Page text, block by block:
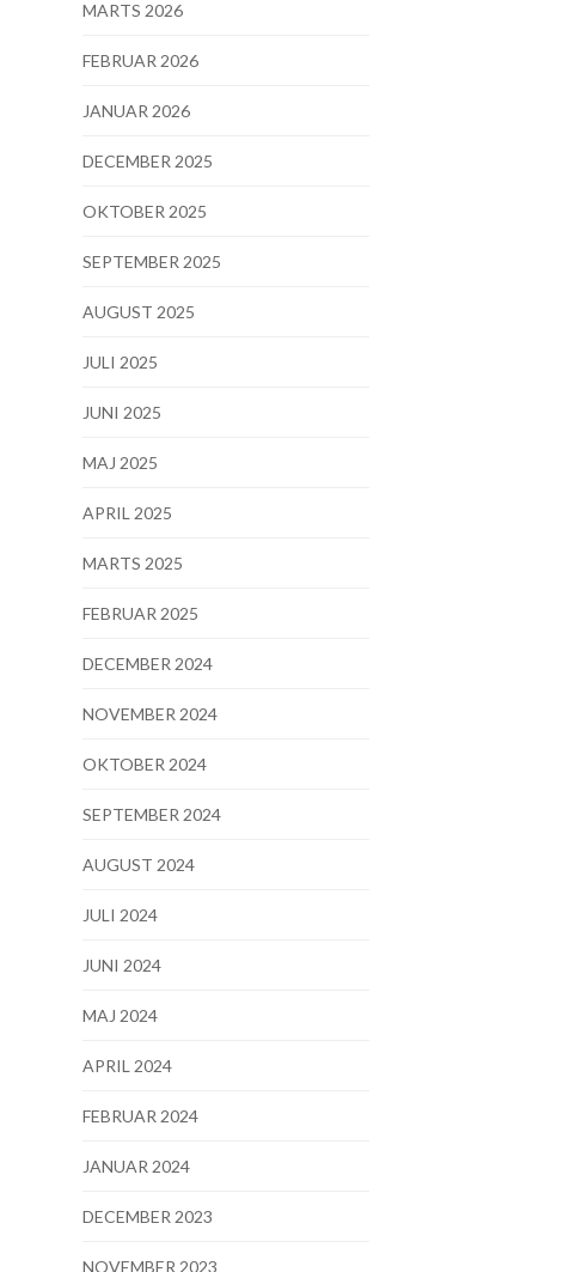
MARTS 2026
FEBRUAR 2026
JANUAR 2026
DECEMBER 2025
OKTOBER 2025
SEPTEMBER 2025
AUGUST 2025
JULI 2025
JUNI 2025
MAJ 2025
APRIL 2025
MARTS 2025
FEBRUAR 2025
DECEMBER 2024
NOVEMBER 2024
OKTOBER 2024
SEPTEMBER 2024
AUGUST 2024
JULI 2024
JUNI 2024
MAJ 2024
APRIL 2024
FEBRUAR 2024
JANUAR 2024
DECEMBER 2023
NOVEMBER 2023